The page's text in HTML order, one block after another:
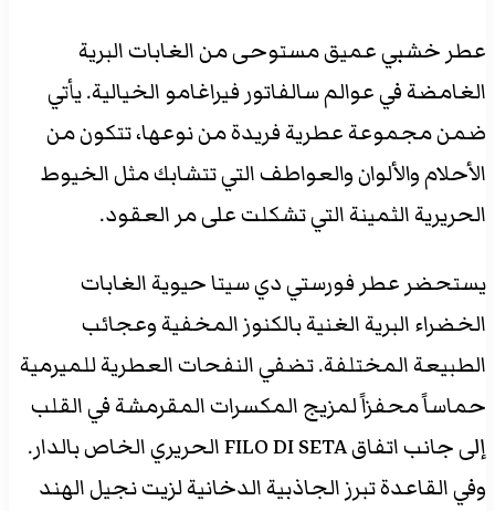
عطر خشبي عميق مستوحى من الغابات البرية
الغامضة في عوالم سالفاتور فيراغامو الخيالية. يأتي
ضمن مجموعة عطرية فريدة من نوعها، تتكون من
الأحلام والألوان والعواطف التي تتشابك مثل الخيوط
الحريرية الثمينة التي تشكلت على مر العقود.
يستحضر عطر فورستي دي سيتا حيوية الغابات
الخضراء البرية الغنية بالكنوز المخفية وعجائب
الطبيعة المختلفة. تضفي النفحات العطرية للميرمية
حماساً محفزاً لمزيج المكسرات المقرمشة في القلب
إلى جانب اتفاق FILO DI SETA الحريري الخاص بالدار.
وفي القاعدة تبرز الجاذبية الدخانية لزيت نجيل الهند